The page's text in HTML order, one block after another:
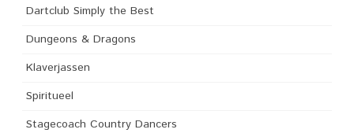
Dartclub Simply the Best
Dungeons & Dragons
Klaverjassen
Spiritueel
Stagecoach Country Dancers